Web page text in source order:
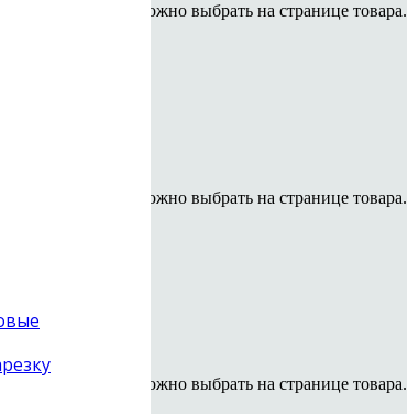
Опции можно выбрать на странице товара.
Опции можно выбрать на странице товара.
вариаций. Опции можно выбрать на странице товара.